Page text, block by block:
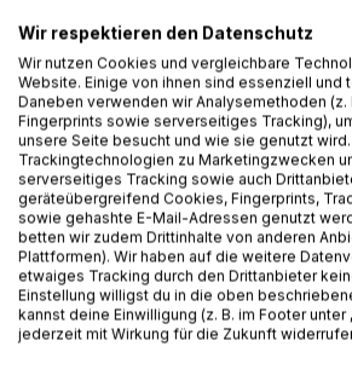
Quitshi ist ein niedliches
Leben war nicht geplant aber die
riesig. Quitshi war speziell da sie nicht
wuchs. Sie blieb klein und ihr Fell war
neue Mitbewohner einzogen fand das
Meerschweinchen in ihnen beste
damit abfinden das sie trotzt anders
geliebt wurde.
AUTOR/IN
Wir respektieren den Datenschutz
Wir nutzen Cookies und vergleichbare
Website. Einige von ihnen sind essenziell und
Daneben verwenden wir Analysemethoden
Fingerprints sowie serverseitiges Tracking),
unsere Seite besucht und wie sie genutzt
Trackingtechnologien zu Marketingzwecken
serverseitiges Tracking sowie auch
geräteübergreifend Cookies, Fingerprints,
sowie gehashte E-Mail-Adressen genutzt
betten wir zudem Drittinhalte von anderen
Plattformen). Wir haben auf die weitere
etwaiges Tracking durch den Drittanbieter
Einstellung willigst du in die oben
kannst deine Einwilligung (z. B. im Footer unter
jederzeit mit Wirkung für die Zukunft